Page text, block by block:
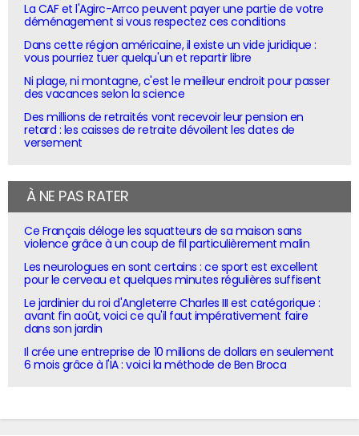
La CAF et l'Agirc-Arrco peuvent payer une partie de votre
déménagement si vous respectez ces conditions
Dans cette région américaine, il existe un vide juridique :
vous pourriez tuer quelqu'un et repartir libre
Ni plage, ni montagne, c'est le meilleur endroit pour passer
des vacances selon la science
Des millions de retraités vont recevoir leur pension en
retard : les caisses de retraite dévoilent les dates de
versement
À NE PAS RATER
Ce Français déloge les squatteurs de sa maison sans
violence grâce à un coup de fil particulièrement malin
Les neurologues en sont certains : ce sport est excellent
pour le cerveau et quelques minutes régulières suffisent
Le jardinier du roi d'Angleterre Charles III est catégorique :
avant fin août, voici ce qu'il faut impérativement faire
dans son jardin
Il crée une entreprise de 10 millions de dollars en seulement
6 mois grâce à l'IA : voici la méthode de Ben Broca